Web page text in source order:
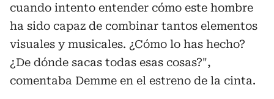
cuando intento entender cómo este hombre
ha sido capaz de combinar tantos elementos
visuales y musicales. ¿Cómo lo has hecho?
¿De dónde sacas todas esas cosas?",
comentaba Demme en el estreno de la cinta.